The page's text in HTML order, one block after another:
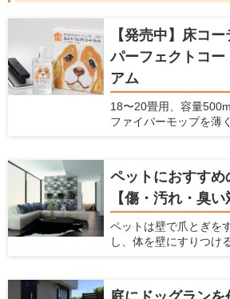
【発売中】床コ
パーフェクトコー
アム
18〜20畳用、容量
ファイバーモップを薄
す。また、床・壁・家
できます。 ナノコンポ
ラスの薄膜」が、床・
コーティング。塗るだ
キズ・汚れから守りま
能30％向上。 メンテナ
ペットにおすすめ
【傷・汚れ・臭い
ペットは壁で爪とぎを
し、体を壁にすりつけ
と、こういった行動に